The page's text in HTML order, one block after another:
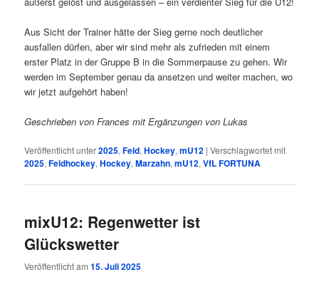
Aus Sicht der Trainer hätte der Sieg gerne noch deutlicher
ausfallen dürfen, aber wir sind mehr als zufrieden mit einem
erster Platz in der Gruppe B in die Sommerpause zu gehen. Wir
werden im September genau da ansetzen und weiter machen, wo
wir jetzt aufgehört haben!
Geschrieben von Frances mit Ergänzungen von Lukas
Veröffentlicht unter2025,Feld,Hockey,mU12 |Verschlagwortet mit
2025,Feldhockey,Hockey,Marzahn,mU12,VfL FORTUNA
mixU12: Regenwetter ist
Glückswetter
Veröffentlicht am15. Juli 2025